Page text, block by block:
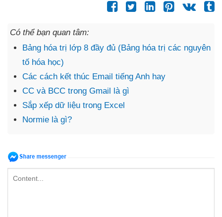
Có thể bạn quan tâm:
Bảng hóa trị lớp 8 đầy đủ (Bảng hóa trị các nguyên
tố hóa học)
Các cách kết thúc Email tiếng Anh hay
CC và BCC trong Gmail là gì
Sắp xếp dữ liệu trong Excel
Normie là gì?